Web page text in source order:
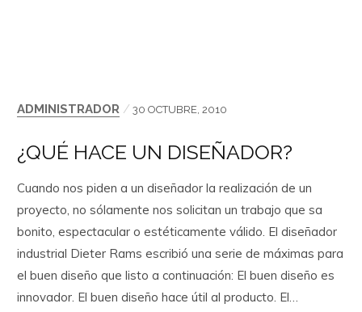
ADMINISTRADOR/ 30 OCTUBRE, 2010
¿QUÉ HACE UN DISEÑADOR?
Cuando nos piden a un diseñador la realización de un
proyecto, no sólamente nos solicitan un trabajo que sa
bonito, espectacular o estéticamente válido. El diseñador
industrial Dieter Rams escribió una serie de máximas para
el buen diseño que listo a continuación: El buen diseño es
innovador. El buen diseño hace útil al producto. El…